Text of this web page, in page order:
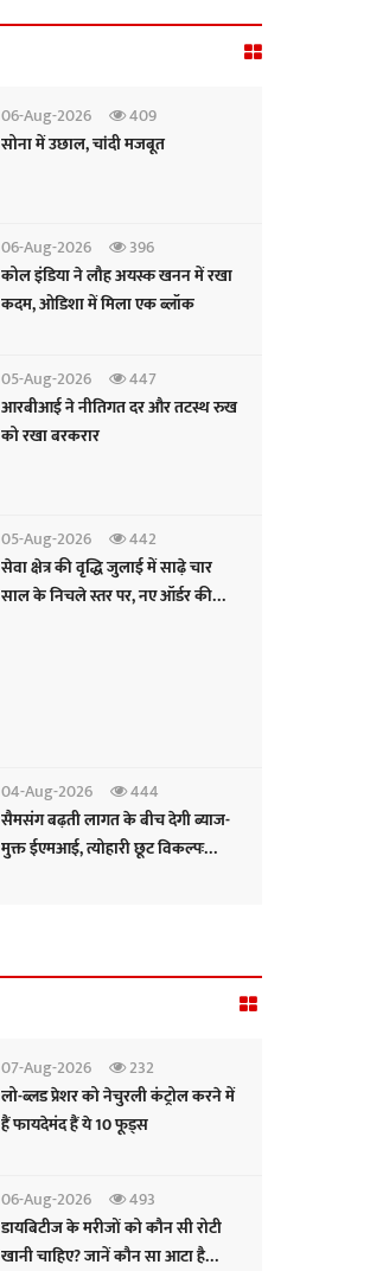
06-Aug-2026
409
सोना में उछाल, चांदी मजबूत
06-Aug-2026
396
कोल इंडिया ने लौह अयस्क खनन में रखा
कदम, ओडिशा में मिला एक ब्लॉक
05-Aug-2026
447
आरबीआई ने नीतिगत दर और तटस्थ रुख
को रखा बरकरार
05-Aug-2026
442
सेवा क्षेत्र की वृद्धि जुलाई में साढ़े चार
साल के निचले स्तर पर, नए ऑर्डर की
04-Aug-2026
444
सैमसंग बढ़ती लागत के बीच देगी ब्याज-
मुक्त ईएमआई, त्योहारी छूट विकल्पः
07-Aug-2026
232
लो-ब्लड प्रेशर को नेचुरली कंट्रोल करने में
हैं फायदेमंद हैं ये 10 फूड्स
06-Aug-2026
493
डायबिटीज के मरीजों को कौन सी रोटी
खानी चाहिए? जानें कौन सा आटा है